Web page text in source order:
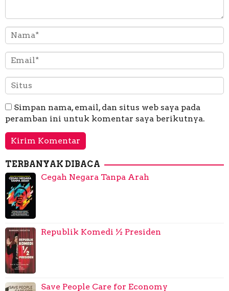
Simpan nama, email, dan situs web saya pada
peramban ini untuk komentar saya berikutnya.
TERBANYAK DIBACA
Cegah Negara Tanpa Arah
Republik Komedi ½ Presiden
Save People Care for Economy